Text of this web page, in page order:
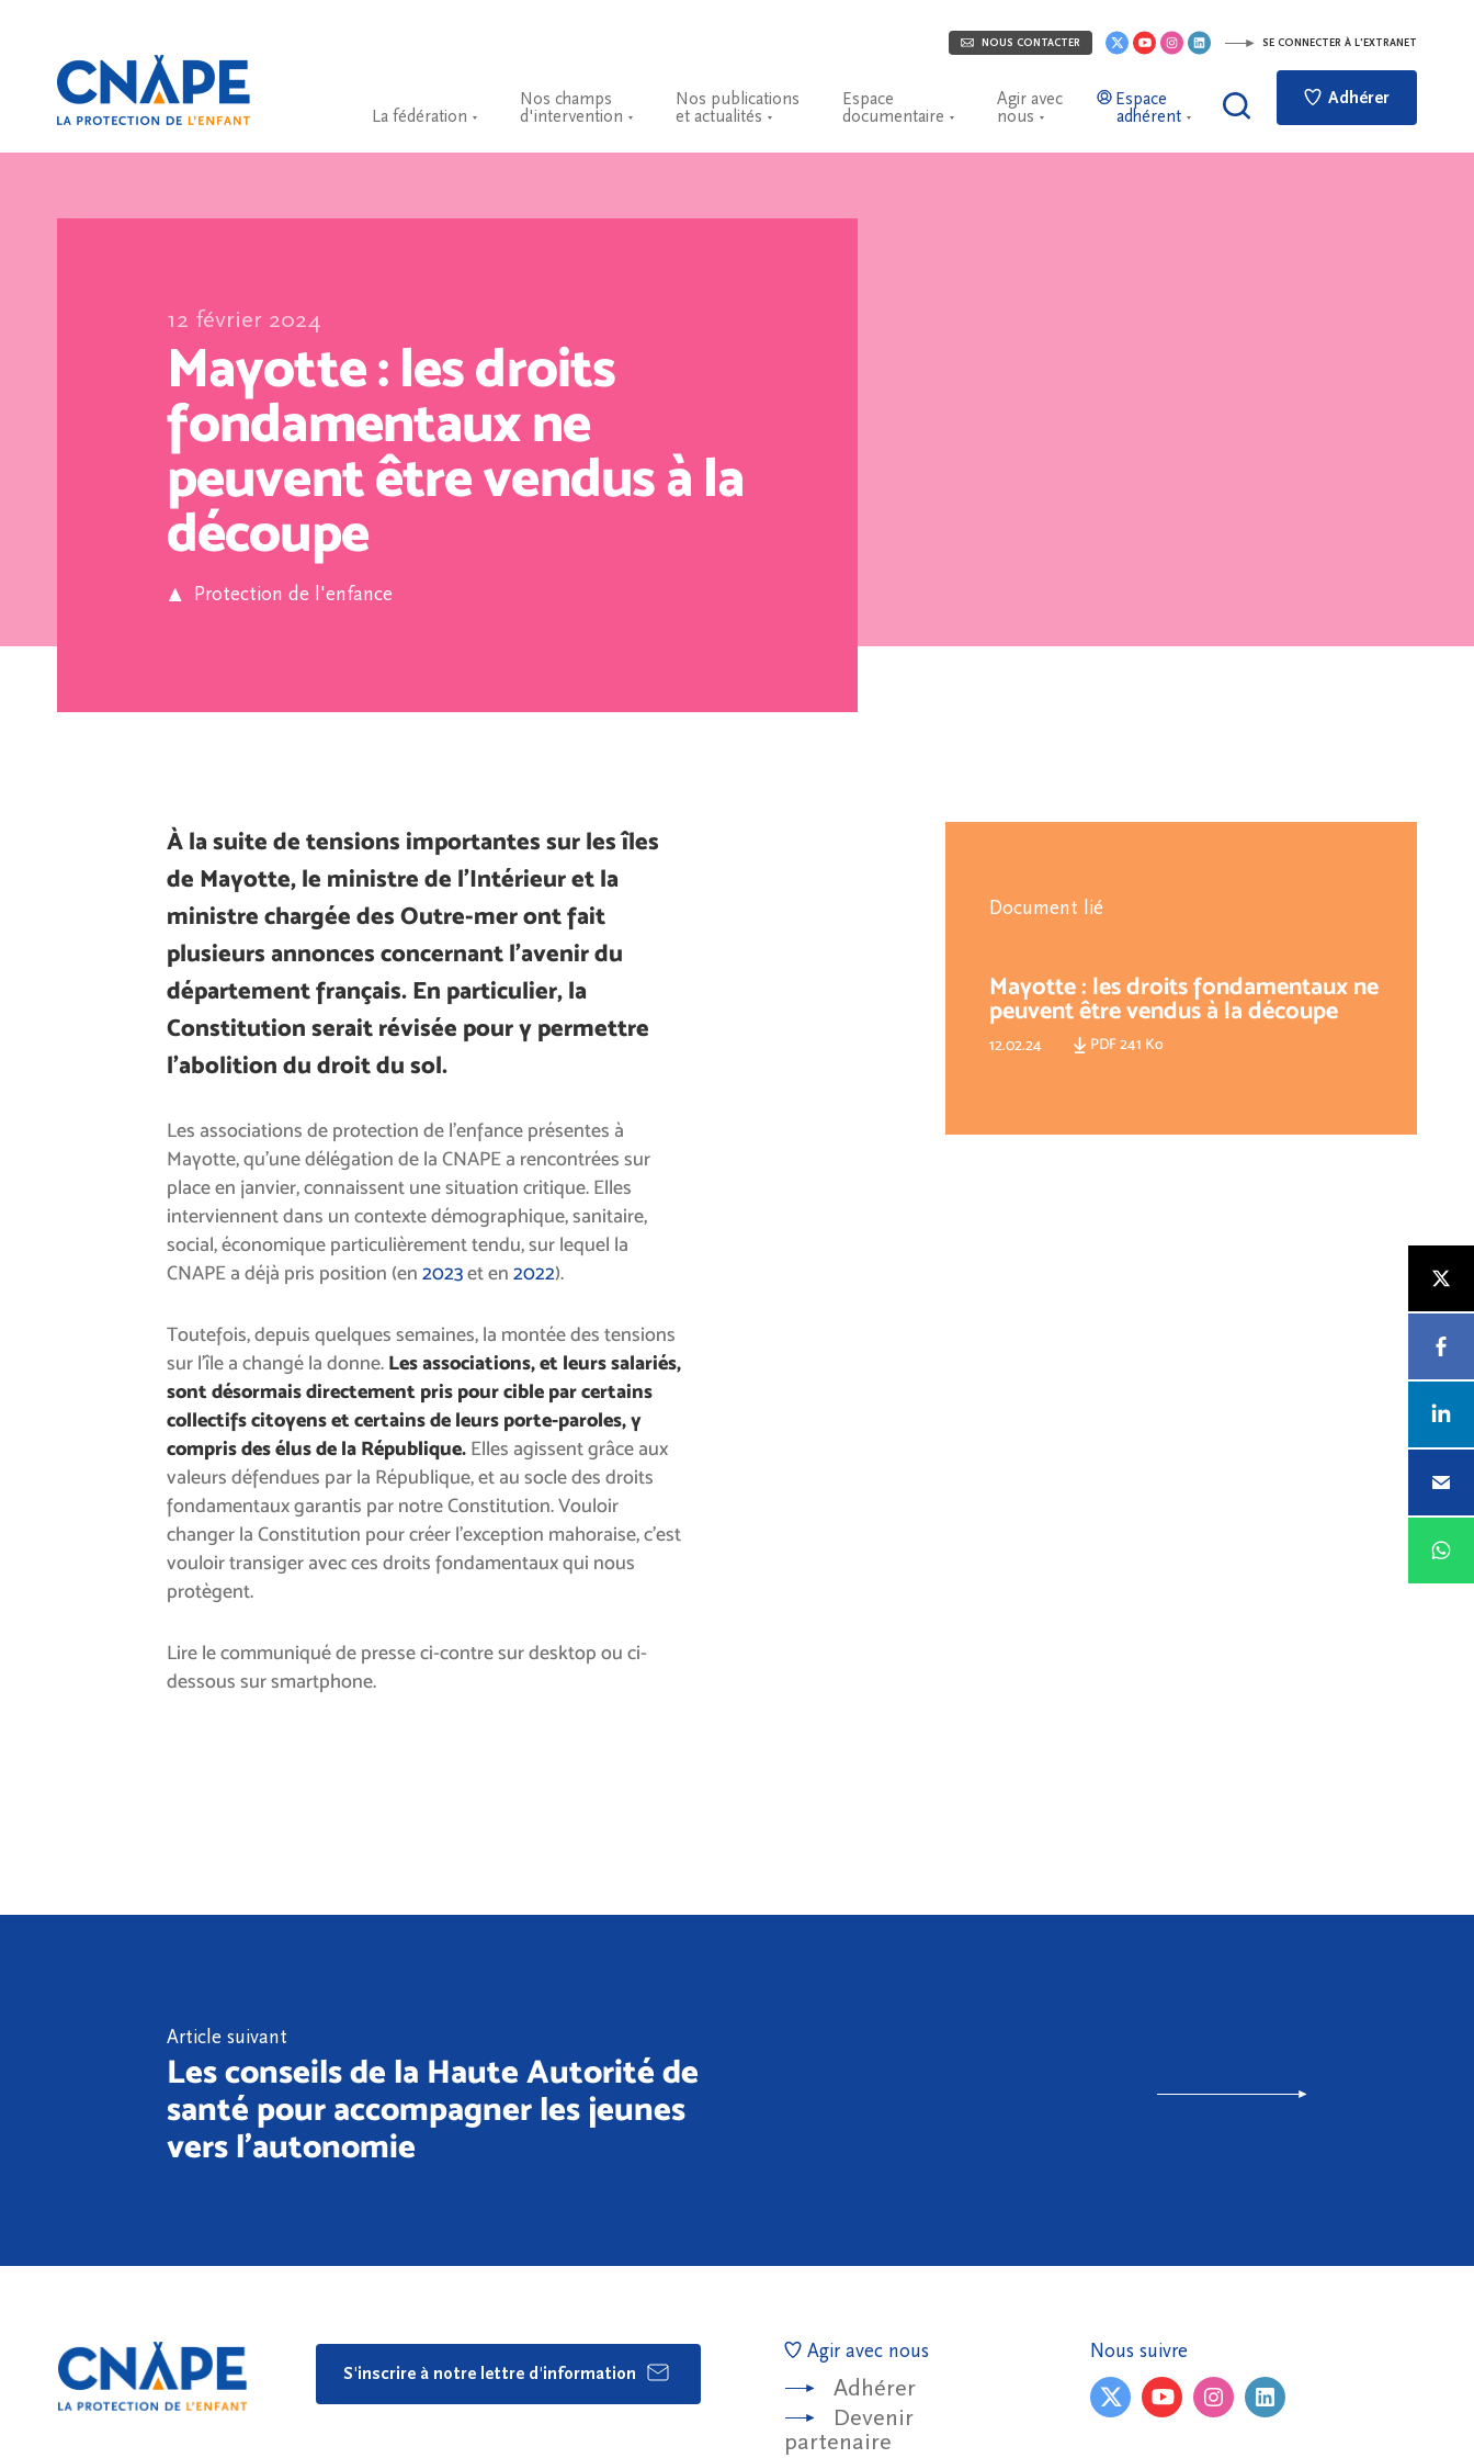
NOUS CONTACTER SE CONNECTER À L'EXTRANET
La fédération
Nos champs
d'intervention
Nos publications
et actualités
Espace
documentaire
Agir avec
nous
Espace
adhérent
Adhérer
12 février 2024
Mayotte : les droits
fondamentaux ne
peuvent être vendus à la
découpe
Protection de l'enfance
À la suite de tensions importantes sur les îles
de Mayotte, le ministre de l’Intérieur et la
ministre chargée des Outre-mer ont fait
plusieurs annonces concernant l’avenir du
département français. En particulier, la
Constitution serait révisée pour y permettre
l’abolition du droit du sol.
Les associations de protection de l’enfance présentes à
Mayotte, qu’une délégation de la CNAPE a rencontrées sur
place en janvier, connaissent une situation critique. Elles
interviennent dans un contexte démographique, sanitaire,
social, économique particulièrement tendu, sur lequel la
CNAPE a déjà pris position (en 2023et en 2022).
Toutefois, depuis quelques semaines, la montée des tensions
sur l’île a changé la donne. Les associations, et leurs salariés,
sont désormais directement pris pour cible par certains
collectifs citoyens et certains de leurs porte-paroles, y
compris des élus de la République. Elles agissent grâce aux
valeurs défendues par la République, et au socle des droits
fondamentaux garantis par notre Constitution. Vouloir
changer la Constitution pour créer l’exception mahoraise, c’est
vouloir transiger avec ces droits fondamentaux qui nous
protègent.
Lire le communiqué de presse ci-contre sur desktop ou ci-
dessous sur smartphone.
Document lié
Mayotte : les droits fondamentaux ne
peuvent être vendus à la découpe
12.02.24 PDF 241 Ko
Article suivant
Les conseils de la Haute Autorité de
santé pour accompagner les jeunes
vers l'autonomie
S'inscrire à notre lettre d'information
Agir avec nous
Adhérer
Devenir
partenaire
Nous suivre